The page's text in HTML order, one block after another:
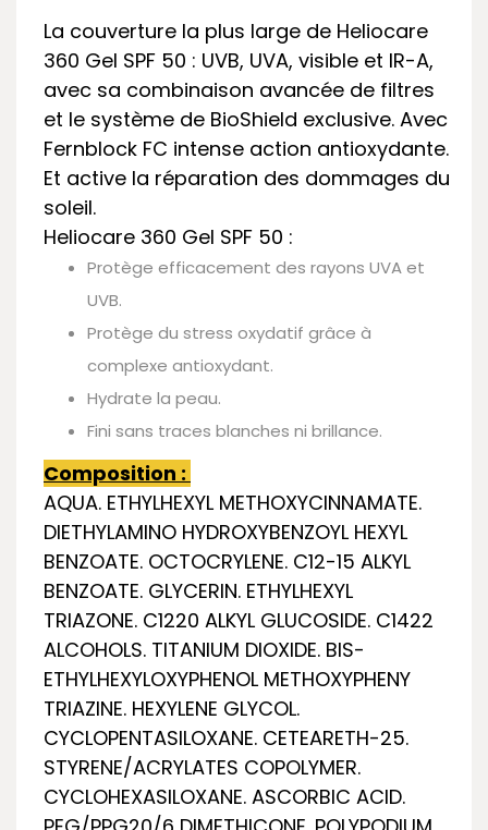
La couverture la plus large de Heliocare
360 Gel SPF 50 : UVB, UVA, visible et IR-A,
avec sa combinaison avancée de filtres
et le système de BioShield exclusive. Avec
Fernblock FC intense action antioxydante.
Et active la réparation des dommages du
soleil.
Heliocare 360 Gel SPF 50 :
Protège efficacement des rayons UVA et
UVB.
Protège du stress oxydatif grâce à
complexe antioxydant.
Hydrate la peau.
Fini sans traces blanches ni brillance.
Composition :
AQUA. ETHYLHEXYL METHOXYCINNAMATE.
DIETHYLAMINO HYDROXYBENZOYL HEXYL
BENZOATE. OCTOCRYLENE. C12­-15 ALKYL
BENZOATE. GLYCERIN. ETHYLHEXYL
TRIAZONE. C12­20 ALKYL GLUCOSIDE. C14­22
ALCOHOLS. TITANIUM DIOXIDE. BIS­
ETHYLHEXYLOXYPHENOL METHOXYPHENY
TRIAZINE. HEXYLENE GLYCOL.
CYCLOPENTASILOXANE. CETEARETH­-25.
STYRENE/ACRYLATES COPOLYMER.
CYCLOHEXASILOXANE. ASCORBIC ACID.